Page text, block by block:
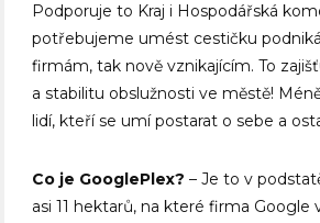
Podporuje to Kraj i Hospodářská
potřebujeme umést cestičku
firmám, tak nově vznikajícím. To
a stabilitu obslužnosti ve městě!
lidí, kteří se umí postarat o sebe a
Co je GooglePlex? – Je to v
asi 11 hektarů, na které firma